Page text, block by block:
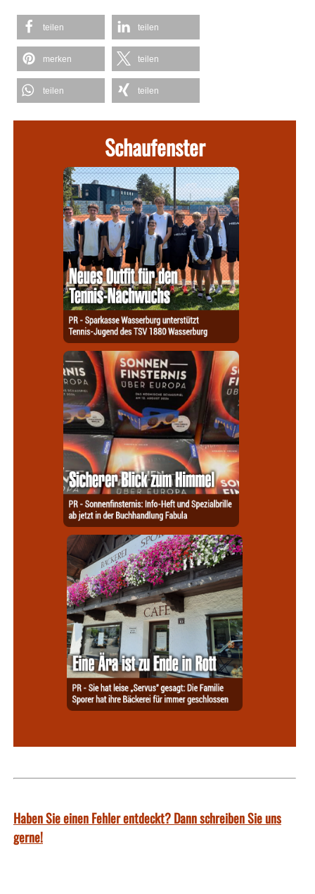
teilen teilen
merken teilen
teilen teilen
Schaufenster
Haben Sie einen Fehler entdeckt? Dann schreiben Sie uns
gerne!